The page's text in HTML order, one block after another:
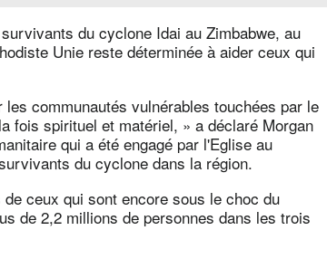
du cyclone Idai au Zimbabwe, au
Unie reste déterminée à aider ceux qui
communautés vulnérables touchées par le
fois spirituel et matériel, » a déclaré Morgan
qui a été engagé par l'Eglise au
du cyclone dans la région.
ceux qui sont encore sous le choc du
de 2,2 millions de personnes dans les trois